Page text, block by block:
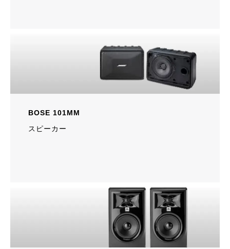
BOSE 101MM
スピーカー